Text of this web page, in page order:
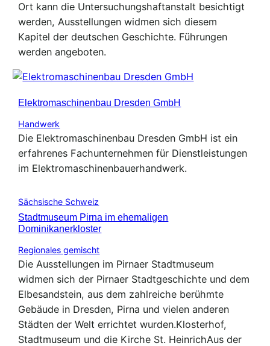
Ort kann die Untersuchungshaftanstalt besichtigt
werden, Ausstellungen widmen sich diesem
Kapitel der deutschen Geschichte. Führungen
werden angeboten.
Elektromaschinenbau Dresden GmbH
Handwerk
Die Elektromaschinenbau Dresden GmbH ist ein
erfahrenes Fachunternehmen für Dienstleistungen
im Elektromaschinenbauerhandwerk.
Sächsische Schweiz
Stadtmuseum Pirna im ehemaligen
Dominikanerkloster
Regionales gemischt
Die Ausstellungen im Pirnaer Stadtmuseum
widmen sich der Pirnaer Stadtgeschichte und dem
Elbesandstein, aus dem zahlreiche berühmte
Gebäude in Dresden, Pirna und vielen anderen
Städten der Welt errichtet wurden.Klosterhof,
Stadtmuseum und die Kirche St. HeinrichAus der